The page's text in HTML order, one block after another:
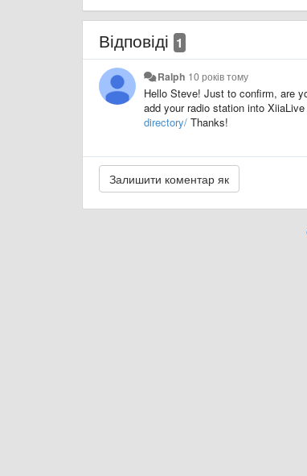
Відповіді 1
Ralph 10 років тому
Hello Steve! Just to confirm, are
add your radio station into
directory/ Thanks!